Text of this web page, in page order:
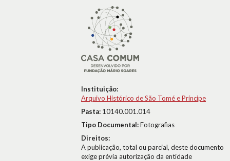
Instituição:
Arquivo Histórico de São Tomé e Príncipe
Pasta: 10140.001.014
Tipo Documental:Fotografias
Direitos:
A publicação, total ou parcial, deste documento
exige prévia autorização da entidade